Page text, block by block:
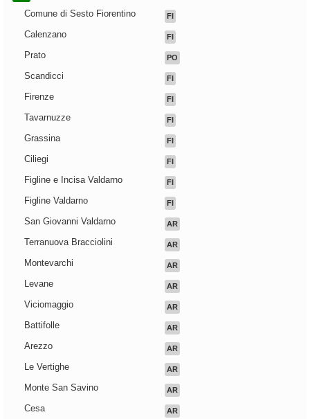
Comune di Sesto Fiorentino
FI
Calenzano FI
Prato PO
Scandicci FI
Firenze FI
Tavarnuzze FI
Grassina FI
Ciliegi FI
Figline e Incisa Valdarno FI
Figline Valdarno FI
San Giovanni Valdarno AR
Terranuova Bracciolini AR
Montevarchi AR
Levane AR
Viciomaggio AR
Battifolle AR
Arezzo AR
Le Vertighe AR
Monte San Savino AR
Cesa AR